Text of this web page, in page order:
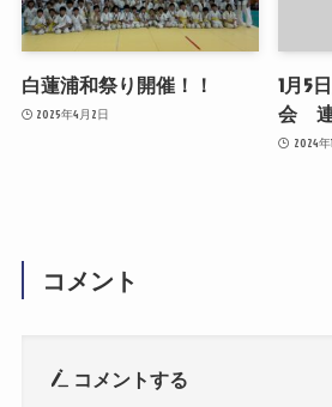
白蓮浦和祭り開催！！
2025年4月2日
1月5
会
2024
コメント
コメントする